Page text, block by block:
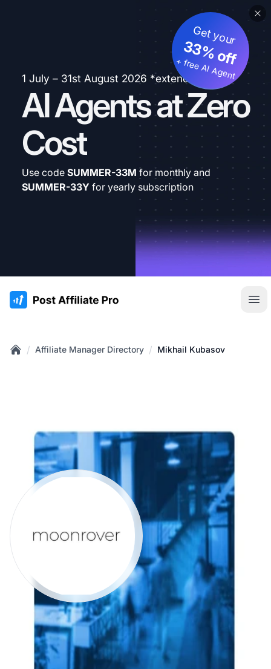
1 July – 31st August 2026 *extended
AI Agents at Zero
Cost
Get your
33% off
+ free AI Agent
Use code SUMMER-33M for monthly and
SUMMER-33Y for yearly subscription
:site.title
/ Affiliate Manager Directory / Mikhail Kubasov